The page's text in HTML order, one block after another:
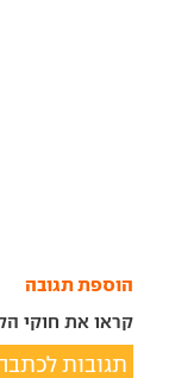
הוספת תגובה
קראו את חוקי
תגובות